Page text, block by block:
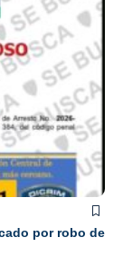
por robo de